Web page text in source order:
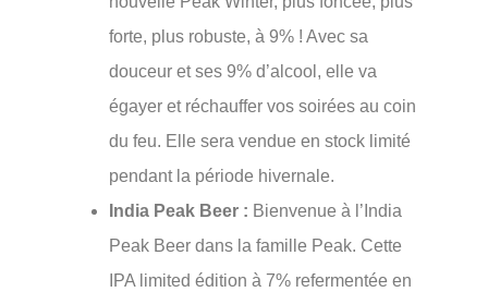
forte, plus robuste, à 9% ! Avec sa
douceur et ses 9% d’alcool, elle va
égayer et réchauffer vos soirées au coin
du feu. Elle sera vendue en stock limité
pendant la période hivernale.
India Peak Beer : Bienvenue à l’India
Peak Beer dans la famille Peak. Cette
IPA limited édition à 7% refermentée en